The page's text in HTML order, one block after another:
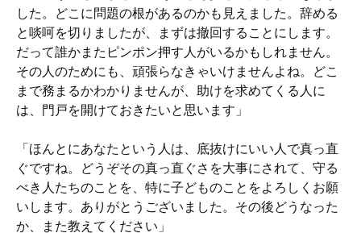
した。どこに問題の根があるのかも見えました。辞める
と啖呵を切りましたが、まずは撤回することにします。
だって誰かまたピンポン押す人がいるかもしれません。
その人のためにも、頑張らなきゃいけませんよね。どこ
まで務まるかわかりませんが、助けを求めてくる人に
は、門戸を開けておきたいと思います」
「ほんとにあなたという人は、底抜けにいい人で真っ直
ぐですね。どうぞその真っ直ぐさを大事にされて、守る
べき人たちのことを、特に子どものことをよろしくお願
いします。ありがとうございました。その後どうなった
か、また教えてください」